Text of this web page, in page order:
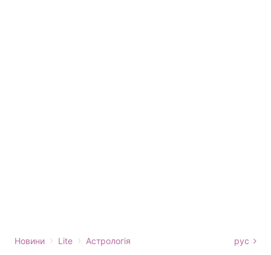
Новини › Lite › Астрологія рус